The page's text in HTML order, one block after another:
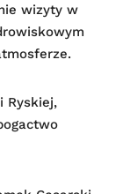
wizyty w
Ryskiej,